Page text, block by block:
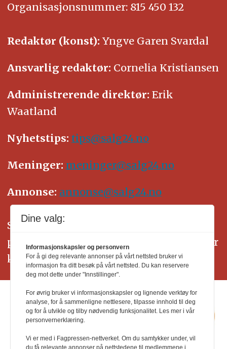
Organisasjonsnummer: 815 450 132
Redaktør (konst): Yngve Garen Svardal
Ansvarlig redaktør: Cornelia Kristiansen
Administrerende direktør: Erik
Waatland
Nyhetstips: tips@salg24.no
Meninger: meninger@salg24.no
Annonse: annonse@salg24.no
SALG24 arbeider etter Vær Varsom-
plakatens regler for god presseskikk. Her
kan du lese mer omPFUsarbeid.
Dine valg:
Informasjonskapsler og personvern
For å gi deg relevante annonser på vårt nettsted bruker vi
informasjon fra ditt besøk på vårt nettsted. Du kan reservere
deg mot dette under "Innstillinger".
For øvrig bruker vi informasjonskapsler og lignende verktøy for
analyse, for å sammenligne nettlesere, tilpasse innhold til deg
og for å utvikle og tilby nødvendig funksjonalitet. Les mer i vår
personvernerklæring.
Vi er med i Fagpressen-nettverket. Om du samtykker under, vil
du få relevante annonser på nettstedene til medlemmene i